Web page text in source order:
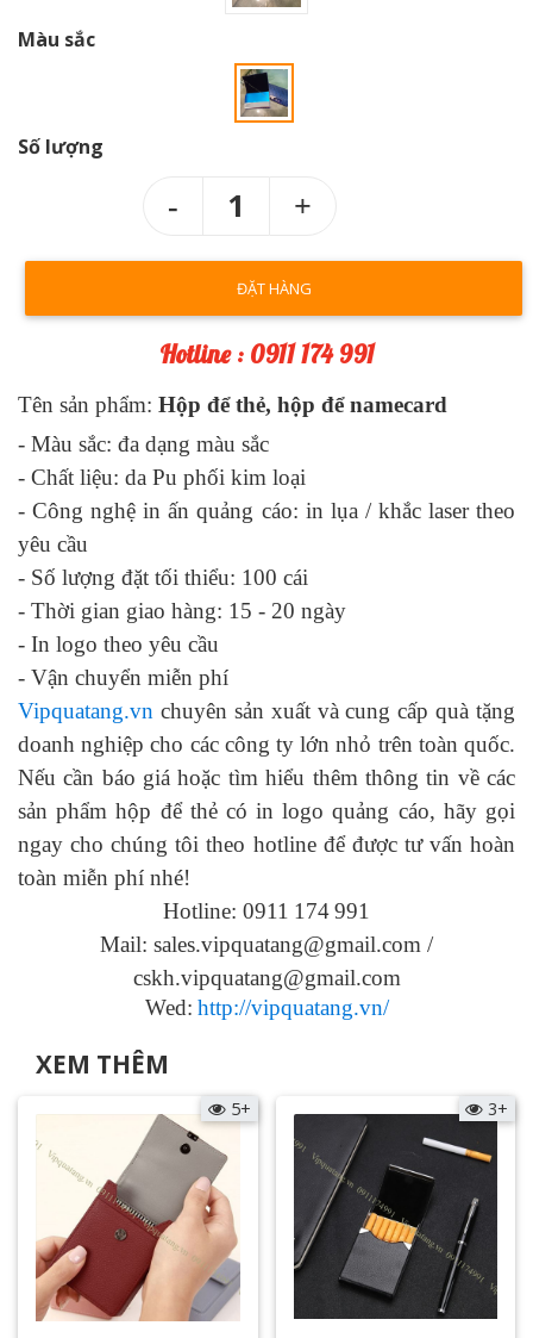
Màu sắc
Số lượng
1
ĐẶT HÀNG
Hotline : 0911 174 991
Tên sản phẩm: Hộp để thẻ, hộp để namecard
- Màu sắc: đa dạng màu sắc
- Chất liệu: da Pu phối kim loại
- Công nghệ in ấn quảng cáo: in lụa / khắc laser theo
yêu cầu
- Số lượng đặt tối thiểu: 100 cái
- Thời gian giao hàng: 1 5 - 20 ngày
- In logo theo yêu cầu
- Vận chuyển miễn phí
Vipquatang.vn chuyên sản xuất và cung cấp quà tặng
doanh nghiệp cho các công ty lớn nhỏ trên toàn quốc.
Nếu cần báo giá hoặc tìm hiểu thêm thông tin về các
sản phẩm hộp để thẻ có in logo quảng cáo, hãy gọi
ngay cho chúng tôi theo hotline để được tư vấn hoàn
toàn miễn phí nhé!
Hotline: 0911 174991
Mail: sales.vipquatang@gmail.com /
cskh.vipquatang@gmail.com
Wed: http://vipquatang.vn/
XEM THÊM
5+ 3+